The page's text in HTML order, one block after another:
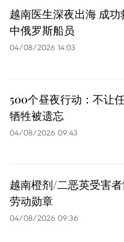
越南医生深夜出海 成
中俄罗斯船员
04/08/2026 14:03
500个昼夜行动：不让
牺牲被遗忘
04/08/2026 09:43
越南橙剂/二恶英受害
劳动勋章
04/08/2026 09:36